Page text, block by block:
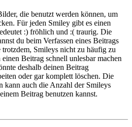
die benutzt werden können, um
Für jeden Smiley gibt es einen
:) fröhlich und :( traurig. Die
du beim Verfassen eines Beitrags
trotzdem, Smileys nicht zu häufig zu
Beitrag schnell unlesbar machen
deshalb deinen Beitrag
oder gar komplett löschen. Die
kann auch die Anzahl der Smileys
Beitrag benutzen kannst.